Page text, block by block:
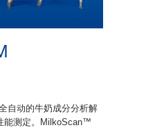
自动的牛奶成分分析解
能测定。MilkoScan™